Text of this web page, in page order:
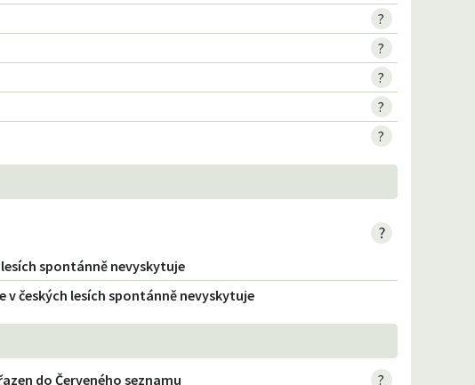
?
?
?
?
?
?
spontánně nevyskytuje
v českých lesích spontánně nevyskytuje
do Červeného seznamu ?